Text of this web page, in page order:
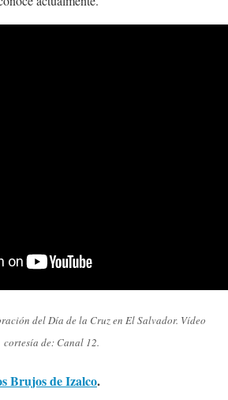
del Día de la Cruz en El Salvador. Vídeo
cortesía de: Canal 12.
Brujos de Izalco.